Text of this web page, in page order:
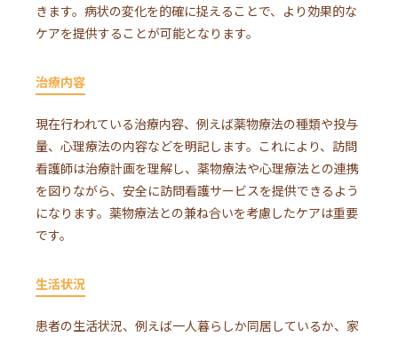
きます。病状の変化を的確に捉えることで、より効果的な
ケアを提供することが可能となります。
治療内容
現在行われている治療内容、例えば薬物療法の種類や投与
量、心理療法の内容などを明記します。これにより、訪問
看護師は治療計画を理解し、薬物療法や心理療法との連携
を図りながら、安全に訪問看護サービスを提供できるよう
になります。薬物療法との兼ね合いを考慮したケアは重要
です。
生活状況
患者の生活状況、例えば一人暮らしか同居しているか、家